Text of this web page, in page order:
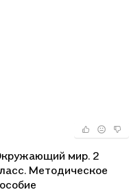
мир. 2
Методическое